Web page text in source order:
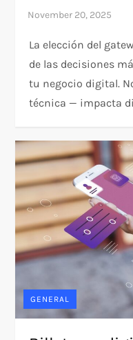
La elección del
de las decisiones
tu negocio digital.
técnica — impacta
GENERAL